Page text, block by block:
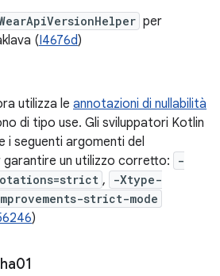
per
(I4676d)
utilizza le annotazioni di nullabilità
di tipo use. Gli sviluppatori Kotlin
i seguenti argomenti del
un utilizzo corretto:
-
,
-Xtype-
strict-mode
)